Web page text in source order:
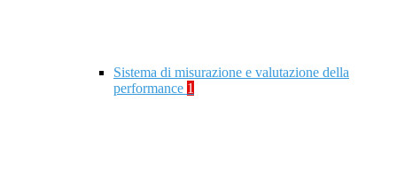
Sistema di misurazione e valutazione della
performance 1